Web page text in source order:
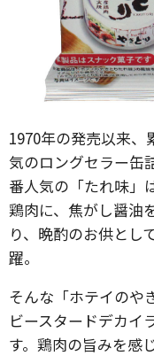
1970年の発売以来、
気のロングセラー缶
番人気の「たれ味」
鶏肉に、焦がし醤油
り、晩酌のお供とし
躍。
そんな「ホテイのや
ビースタードデカイ
す。鶏肉の旨みを感